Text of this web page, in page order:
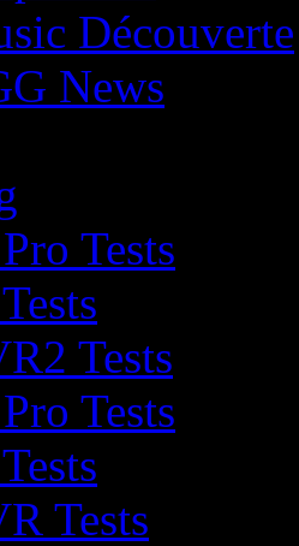
Découverte
News
Tests
Tests
Tests
Tests